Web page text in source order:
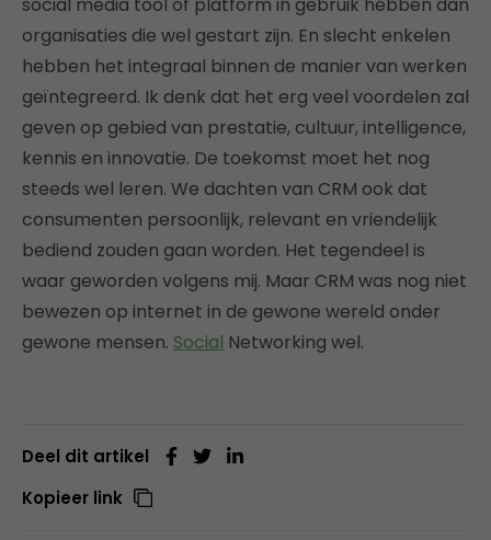
organisaties die wel gestart zijn. En slecht enkelen
hebben het integraal binnen de manier van werken
geïntegreerd. Ik denk dat het erg veel voordelen zal
geven op gebied van prestatie, cultuur, intelligence,
kennis en innovatie. De toekomst moet het nog
steeds wel leren. We dachten van CRM ook dat
consumenten persoonlijk, relevant en vriendelijk
bediend zouden gaan worden. Het tegendeel is
waar geworden volgens mij. Maar CRM was nog niet
bewezen op internet in de gewone wereld onder
gewone mensen. Social Networking wel.
Deel dit artikel
Kopieer link